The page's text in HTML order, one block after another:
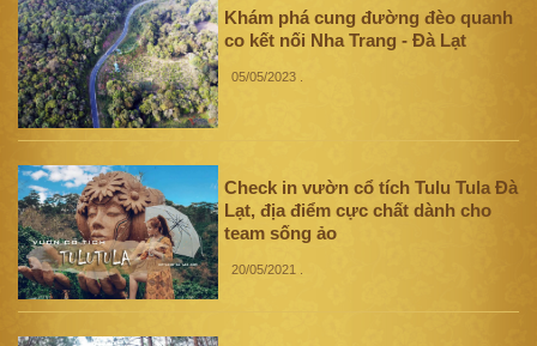
Khám phá cung đường đèo quanh
co kết nối Nha Trang - Đà Lạt
05/05/2023
Check in vườn cổ tích Tulu Tula Đà
Lạt, địa điểm cực chất dành cho
team sống ảo
20/05/2021